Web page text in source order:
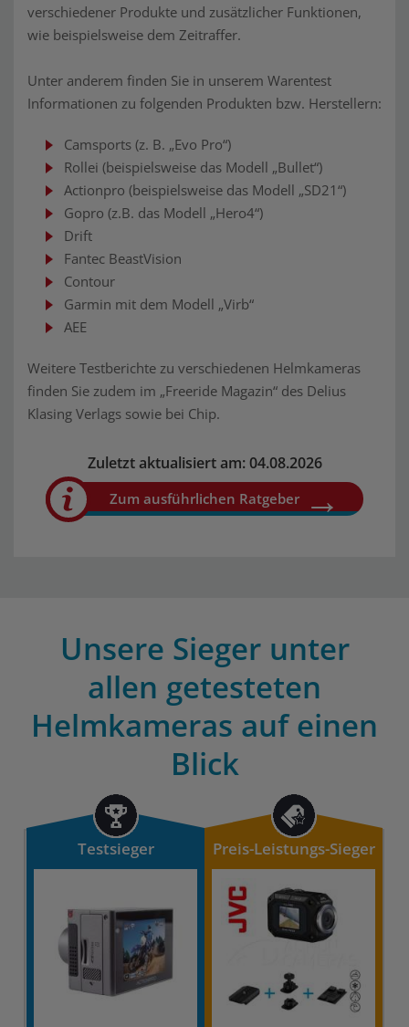
verschiedener Produkte und zusätzlicher Funktionen,
wie beispielsweise dem Zeitraffer.
Unter anderem finden Sie in unserem Warentest
Informationen zu folgenden Produkten bzw. Herstellern:
Camsports (z. B. „Evo Pro“)
Rollei (beispielsweise das Modell „Bullet“)
Actionpro (beispielsweise das Modell „SD21“)
Gopro (z.B. das Modell „Hero4“)
Drift
Fantec BeastVision
Contour
Garmin mit dem Modell „Virb“
AEE
Weitere Testberichte zu verschiedenen Helmkameras
finden Sie zudem im „Freeride Magazin“ des Delius
Klasing Verlags sowie bei Chip.
Zuletzt aktualisiert am: 04.08.2026
Zum ausführlichen Ratgeber
Unsere Sieger unter
allen getesteten
Helmkameras auf einen
Blick
Testsieger Preis-Leistungs-Sieger